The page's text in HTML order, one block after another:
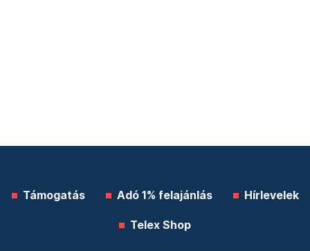
Támogatás Adó 1% felajánlás Hírlevelek
Telex Shop